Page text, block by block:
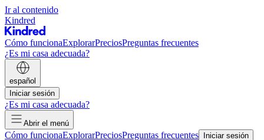
Ir al contenido
Kindred
Cómo funcionaExplorarPreciosPreguntas frecuentes
¿Es mi casa adecuada?
español
Iniciar sesión
¿Es mi casa adecuada?
Abrir el menú
Cómo funcionaExplorarPreciosPreguntas frecuentes Iniciar sesión